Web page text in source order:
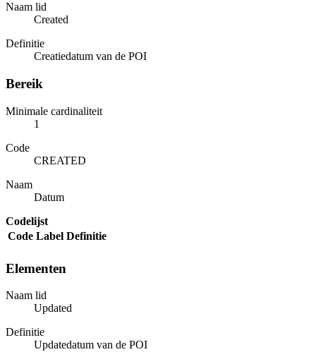
Naam lid
Created
Definitie
Creatiedatum van de POI
Bereik
Minimale cardinaliteit
1
Code
CREATED
Naam
Datum
Codelijst
Code Label Definitie
Elementen
Naam lid
Updated
Definitie
Updatedatum van de POI